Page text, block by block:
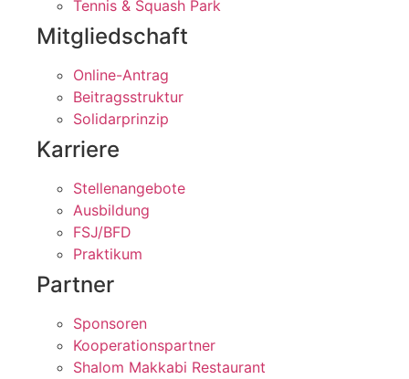
Tennis & Squash Park
Mitgliedschaft
Online-Antrag
Beitragsstruktur
Solidarprinzip
Karriere
Stellenangebote
Ausbildung
FSJ/BFD
Praktikum
Partner
Sponsoren
Kooperationspartner
Shalom Makkabi Restaurant